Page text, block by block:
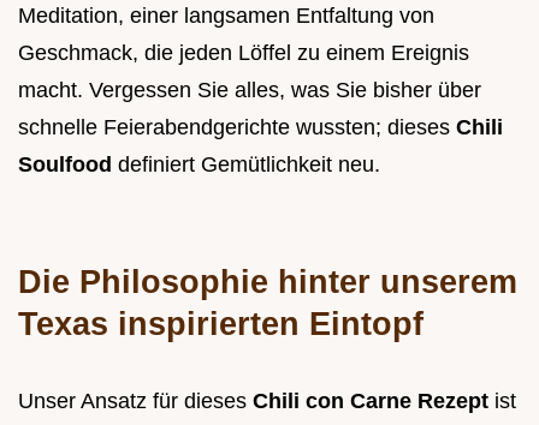
Meditation, einer langsamen Entfaltung von
Geschmack, die jeden Löffel zu einem Ereignis
macht. Vergessen Sie alles, was Sie bisher über
schnelle Feierabendgerichte wussten; dieses Chili
Soulfood definiert Gemütlichkeit neu.
Die Philosophie hinter unserem
Texas inspirierten Eintopf
Unser Ansatz für dieses Chili con Carne Rezept ist